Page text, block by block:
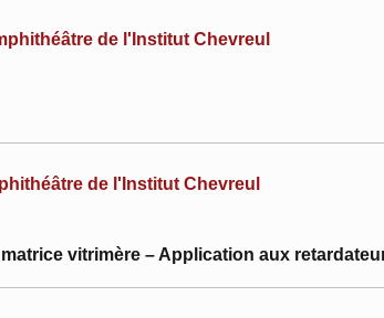
de l'Institut Chevreul
de l'Institut Chevreul
vitrimère – Application aux